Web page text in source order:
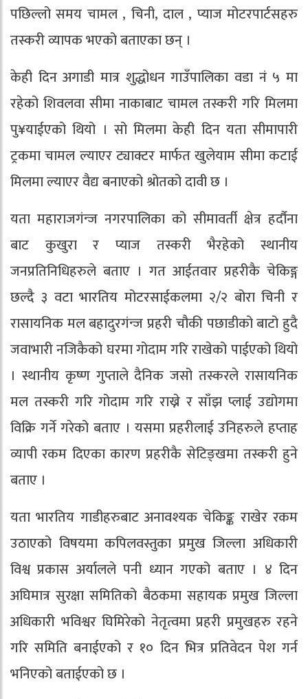
पछिल्लो समय चामल , चिनी, दाल , प्याज मोटरपार्टसहरु
तस्करी व्यापक भएको बताएका छन् ।
केही दिन अगाडी मात्र शुद्धोधन गाउँपालिका वडा नं ५ मा
रहेको शिवलवा सीमा नाकाबाट चामल तस्करी गरि मिलमा
पु¥याईएको थियो । सो मिलमा केही दिन यता सीमापारी
ट्रकमा चामल ल्याएर ट्याक्टर मार्फत खुलेयाम सीमा कटाई
मिलमा ल्याएर वैद्य बनाएको श्रोतको दावी छ ।
यता महाराजगंन्ज नगरपालिका को सीमावर्ती क्षेत्र हर्दौना
बाट कुखुरा र प्याज तस्करी भैरहेको स्थानीय
जनप्रतिनिधिहरुले बताए । गत आईतवार प्रहरीकै चेकिङ्ग
छल्दै ३ वटा भारतिय मोटरसाईकलमा २/२ बोरा चिनी र
रासायनिक मल बहादुरगंन्ज प्रहरी चौकी पछाडीको बाटो हुदै
जवाभारी नजिकैको घरमा गोदाम गरि राखेको पाईएको थियो
। स्थानीय कृष्ण गुप्ताले दैनिक जसो तस्करले रासायनिक
मल तस्करी गरि गोदाम गरि राख्ने र साँझ प्लाई उद्योगमा
विक्रि गर्ने गरेको बताए । यसमा प्रहरीलाई उनिहरुले हप्ताह
व्यापी रकम दिएका कारण प्रहरीकै सेटिङ्खमा तस्करी हुने
बताए ।
यता भारतिय गाडीहरुबाट अनावश्यक चेकिङ्क राखेर रकम
उठाएको विषयमा कपिलवस्तुका प्रमुख जिल्ला अधिकारी
विश्व प्रकास अर्यालले पनी ध्यान गएको बताए । ४ दिन
अघिमात्र सुरक्षा समितिको बैठकमा सहायक प्रमुख जिल्ला
अधिकारी भविश्वर घिमिरेको नेतृत्वमा प्रहरी प्रमुखहरु रहने
गरि समिति बनाईएको र १० दिन भित्र प्रतिवेदन पेश गर्न
भनिएको बताईएको छ ।